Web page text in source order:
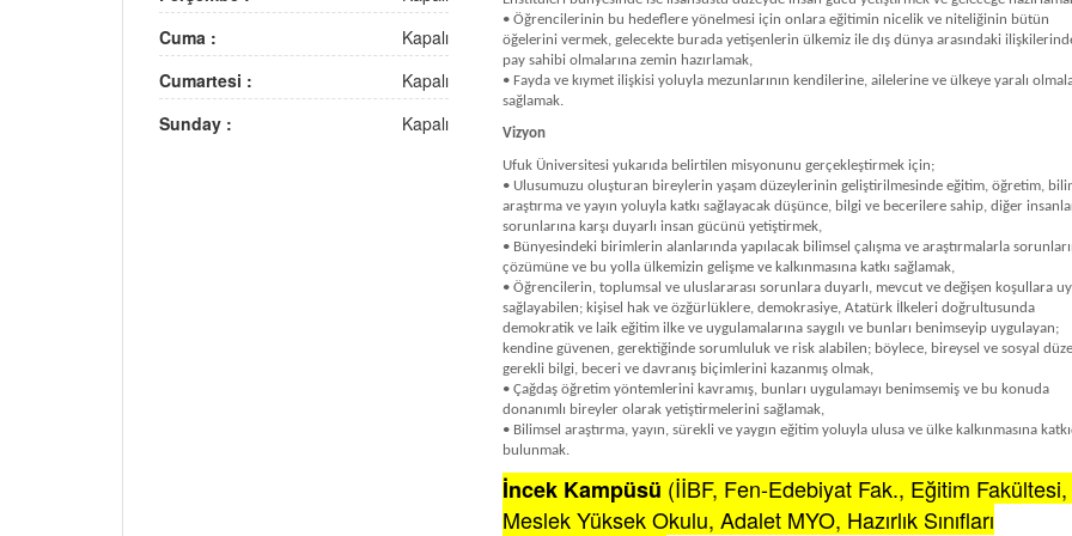
Cuma :
Kapalı
Cumartesi :
Kapalı
Sunday :
Kapalı
• Öğrencilerinin bu hedeflere yönelmesi için onlara eğitimin nicelik ve niteliğinin bütün
öğelerini vermek, gelecekte burada yetişenlerin ülkemiz ile dış dünya arasındaki
pay sahibi olmalarına zemin hazırlamak,
• Fayda ve kıymet ilişkisi yoluyla mezunlarının kendilerine, ailelerine ve ülkeye yaralı
sağlamak.
Vizyon
Ufuk Üniversitesi yukarıda belirtilen misyonunu gerçekleştirmek için;
• Ulusumuzu oluşturan bireylerin yaşam düzeylerinin geliştirilmesinde eğitim, öğretim,
araştırma ve yayın yoluyla katkı sağlayacak düşünce, bilgi ve becerilere sahip, diğer
sorunlarına karşı duyarlı insan gücünü yetiştirmek,
• Bünyesindeki birimlerin alanlarında yapılacak bilimsel çalışma ve araştırmalarla
çözümüne ve bu yolla ülkemizin gelişme ve kalkınmasına katkı sağlamak,
• Öğrencilerin, toplumsal ve uluslararası sorunlara duyarlı, mevcut ve değişen koşullara
sağlayabilen; kişisel hak ve özğürlüklere, demokrasiye, Atatürk İlkeleri doğrultusunda
demokratik ve laik eğitim ilke ve uygulamalarına saygılı ve bunları benimseyip uygulayan;
kendine güvenen, gerektiğinde sorumluluk ve risk alabilen; böylece, bireysel ve sosyal
gerekli bilgi, beceri ve davranış biçimlerini kazanmış olmak,
• Çağdaş öğretim yöntemlerini kavramış, bunları uygulamayı benimsemiş ve bu konuda
donanımlı bireyler olarak yetiştirmelerini sağlamak,
• Bilimsel araştırma, yayın, sürekli ve yaygın eğitim yoluyla ulusa ve ülke kalkınmasına
bulunmak.
İncek Kampüsü (İİBF, Fen-Edebiyat Fak., Eğitim Fakültesi,
Meslek Yüksek Okulu, Adalet MYO, Hazırlık Sınıfları